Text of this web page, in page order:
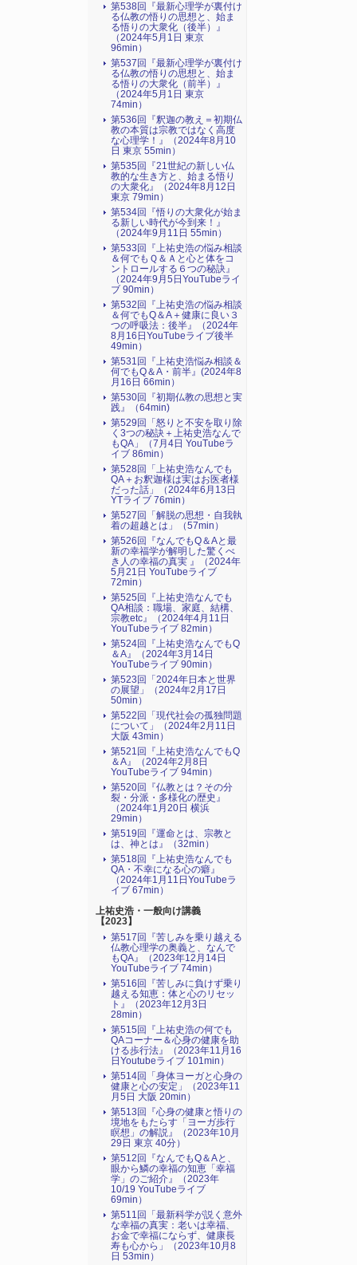
第538回『最新心理学が裏付け
る仏教の悟りの思想と、始ま
る悟りの大衆化（後半）』
（2024年5月1日 東京
96min）
第537回『最新心理学が裏付け
る仏教の悟りの思想と、始ま
る悟りの大衆化（前半）』
（2024年5月1日 東京
74min）
第536回『釈迦の教え＝初期仏
教の本質は宗教ではなく高度
な心理学！』（2024年8月10
日 東京 55min）
第535回『21世紀の新しい仏
教的な生き方と、始まる悟り
の大衆化』（2024年8月12日
東京 79min）
第534回『悟りの大衆化が始ま
る新しい時代が今到来！』
（2024年9月11日 55min）
第533回『上祐史浩の悩み相談
＆何でもＱ＆Ａと心と体をコ
ントロールする６つの秘訣』
（2024年9月5日YouTubeライ
ブ 90min）
第532回『上祐史浩の悩み相談
＆何でもQ＆A＋健康に良い３
つの呼吸法：後半』（2024年
8月16日YouTubeライブ後半
49min）
第531回『上祐史浩悩み相談＆
何でもQ＆A・前半』(2024年8
月16日 66min）
第530回『初期仏教の思想と実
践』（64min)
第529回「怒りと不安を取り除
く3つの秘訣＋上祐史浩なんで
もQA」（7月4日 YouTubeラ
イブ 86min）
第528回「上祐史浩なんでも
QA＋お釈迦様は実はお医者様
だった話」（2024年6月13日
YTライブ 76min）
第527回「解脱の思想・自我執
着の超越とは」（57min）
第526回『なんでもQ＆Aと最
新の幸福学が解明した驚くべ
き人の幸福の真実 』（2024年
5月21日 YouTubeライブ
72min）
第525回『上祐史浩なんでも
QA相談：職場、家庭、結構、
宗教etc』（2024年4月11日
YouTubeライブ 82min）
第524回『上祐史浩なんでもQ
＆A』（2024年3月14日
YouTubeライブ 90min）
第523回「2024年日本と世界
の展望」（2024年2月17日
50min）
第522回「現代社会の孤独問題
について」（2024年2月11日
大阪 43min）
第521回『上祐史浩なんでもQ
＆A』（2024年2月8日
YouTubeライブ 94min）
第520回『仏教とは？その分
裂・分派・多様化の歴史』
（2024年1月20日 横浜
29min）
第519回『運命とは、宗教と
は、神とは』（32min）
第518回『上祐史浩なんでも
QA・不幸になる心の癖』
（2024年1月11日YouTubeラ
イブ 67min）
上祐史浩・一般向け講義
【2023】
第517回『苦しみを乗り越える
仏教心理学の奥義と、なんで
もQA』（2023年12月14日
YouTubeライブ 74min）
第516回『苦しみに負けず乗り
越える知恵：体と心のリセッ
ト』（2023年12月3日
28min）
第515回『上祐史浩の何でも
QAコーナー＆心身の健康を助
ける歩行法』（2023年11月16
日Youtubeライブ 101min）
第514回「身体ヨーガと心身の
健康と心の安定」（2023年11
月5日 大阪 20min）
第513回『心身の健康と悟りの
境地をもたらす「ヨーガ歩行
瞑想」の解説』（2023年10月
29日 東京 40分）
第512回『なんでもQ＆Aと、
眼から鱗の幸福の知恵「幸福
学」のご紹介』（2023年
10/19 YouTubeライブ
69min）
第511回「最新科学が説く意外
な幸福の真実：老いは幸福、
お金で幸福にならず、健康長
寿も心から」（2023年10月8
日 53min）